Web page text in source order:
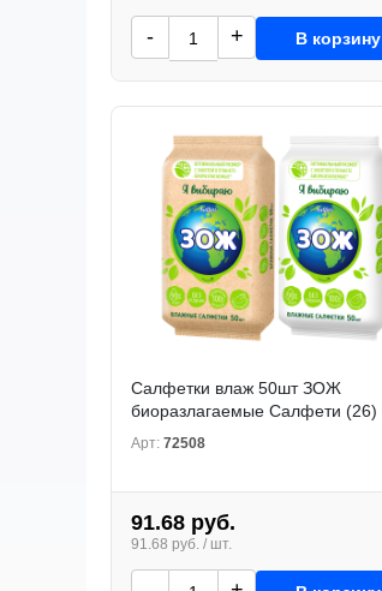
- + В корзину
Салфетки влаж 50шт ЗОЖ
биоразлагаемые Салфети (26)
Арт: 72508
91.68 руб.
91.68 руб. / шт.